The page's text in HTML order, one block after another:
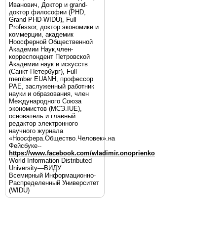
Иванович, Доктор и grand-
доктор философии (PHD,
Grand PHD-WIDU), Full
Professor, доктор экономики и
коммерции, академик
Ноосферной Общественной
Академии Наук,член-
корреспондент Петровской
Академии наук и искусств
(Санкт-Петербург), Full
member EUANH, профессор
РАЕ, заслуженный работник
науки и образования, член
Международного Союза
экономистов (МСЭ.IUE),
основатель и главный
редактор электронного
научного журнала
«Ноосфера.Общество.Человек».на
Фейсбуке--
https://www.facebook.com/wladimir.onoprienko
World Information Distributed
University—ВИДУ
Всемирный Информационно-
Распределенный Университет
(WIDU)